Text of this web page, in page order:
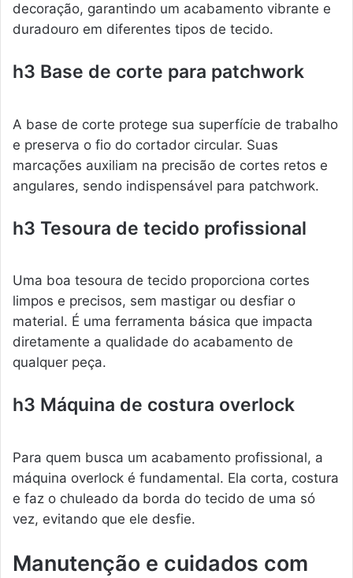
decoração, garantindo um acabamento vibrante e
duradouro em diferentes tipos de tecido.
h3 Base de corte para patchwork
A base de corte protege sua superfície de trabalho
e preserva o fio do cortador circular. Suas
marcações auxiliam na precisão de cortes retos e
angulares, sendo indispensável para patchwork.
h3 Tesoura de tecido profissional
Uma boa tesoura de tecido proporciona cortes
limpos e precisos, sem mastigar ou desfiar o
material. É uma ferramenta básica que impacta
diretamente a qualidade do acabamento de
qualquer peça.
h3 Máquina de costura overlock
Para quem busca um acabamento profissional, a
máquina overlock é fundamental. Ela corta, costura
e faz o chuleado da borda do tecido de uma só
vez, evitando que ele desfie.
Manutenção e cuidados com